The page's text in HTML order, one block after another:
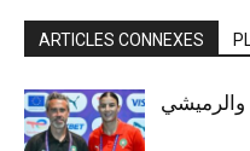
ARTICLES CONNEXES
والرميشي